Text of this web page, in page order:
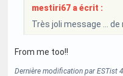
mestiri67 a écrit :
Très joli message …
From me too!!
Dernière modification par ESTist